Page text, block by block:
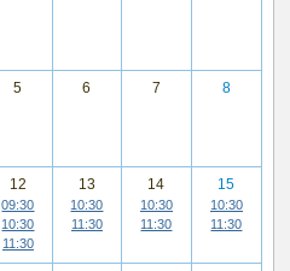
5 6 7 8
12
09:30
10:30
11:30
13
10:30
11:30
14
10:30
11:30
15
10:30
11:30